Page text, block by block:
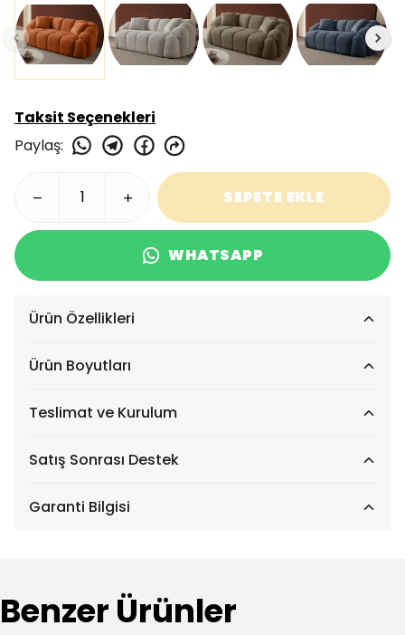
Taksit Seçenekleri
Paylaş:
SEPETE EKLE
WHATSAPP
Ürün Özellikleri
Ürün Boyutları
Teslimat ve Kurulum
Satış Sonrası Destek
Garanti Bilgisi
Benzer Ürünler